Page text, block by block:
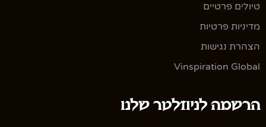
טיולים פרטיים
מדיניות פרטיות
הצהרת נגישות
Vinspiration Global
הרשמה לניוזלטר שלנו